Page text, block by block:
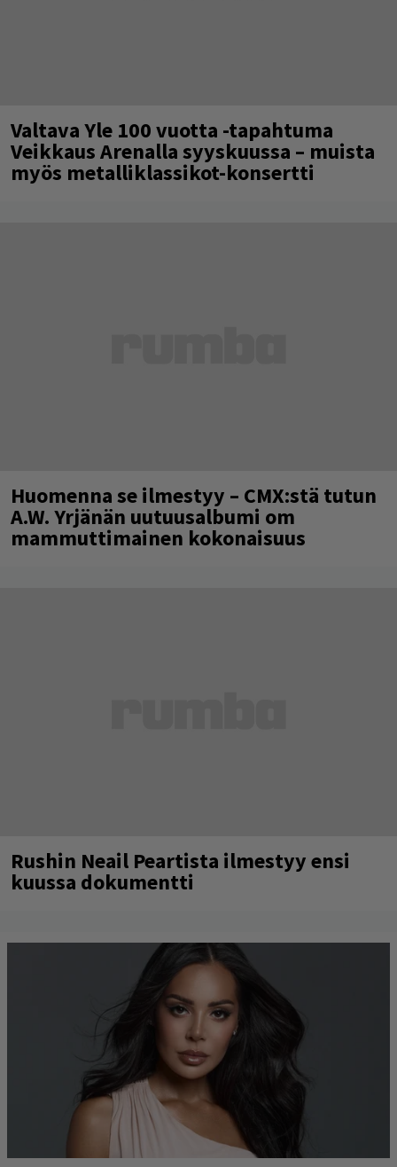
Valtava Yle 100 vuotta -tapahtuma
Veikkaus Arenalla syyskuussa – muista
myös metalliklassikot-konsertti
Huomenna se ilmestyy – CMX:stä tutun
A.W. Yrjänän uutuusalbumi om
mammuttimainen kokonaisuus
Rushin Neail Peartista ilmestyy ensi
kuussa dokumentti